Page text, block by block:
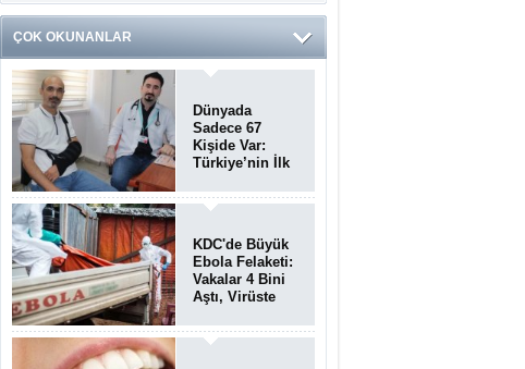
ÇOK OKUNANLAR
Dünyada
Sadece 67
Kişide Var:
Türkiye’nin İlk
Sendromu
Vakası
Teşhis Edildi
KDC'de Büyük
Ebola Felaketi:
Vakalar 4 Bini
Aştı, Virüste
Şüphesi!